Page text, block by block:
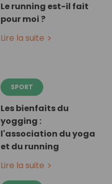
Le running est-il fait
pour moi ?
Lire la suite
SPORT
Les bienfaits du
yogging :
l'association du yoga
et du running
Lire la suite